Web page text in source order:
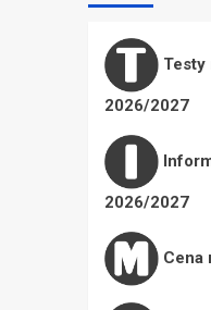
Testy
2026/2027
2026/2027
Cena